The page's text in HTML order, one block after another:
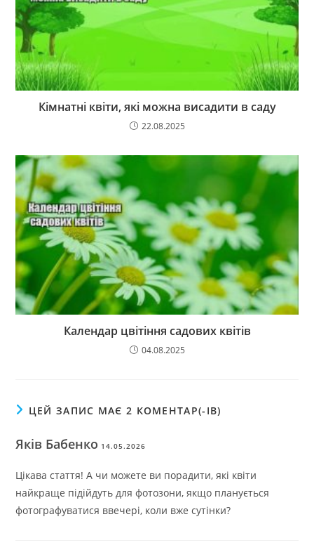
Кімнатні квіти, які можна висадити в саду
22.08.2025
Календар цвітіння садових квітів
04.08.2025
ЦЕЙ ЗАПИС МАЄ 2 КОМЕНТАР(-ІВ)
Яків Бабенко 14.05.2026
Цікава стаття! А чи можете ви порадити, які квіти
найкраще підійдуть для фотозони, якщо планується
фотографуватися ввечері, коли вже сутінки?